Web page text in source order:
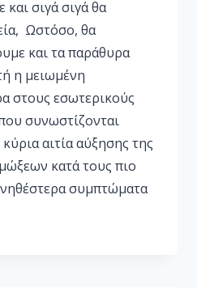
σιγά σιγά θα
Ωστόσο, θα
και τα παράθυρα
η μειωμένη
στους εσωτερικούς
συνωστίζονται
αιτία αύξησης της
κατά τους πιο
συμπτώματα